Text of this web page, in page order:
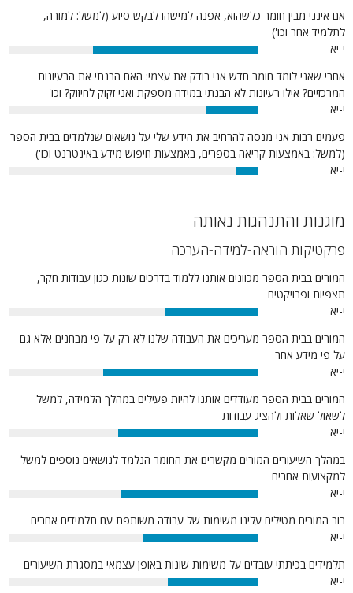
אם אינני מבין חומר כלשהוא, אפנה למישהו לבקש סיוע (למשל: למורה,
לתלמיד אחר וכו')
י-יא
66%
אחרי שאני לומד חומר חדש אני בודק את עצמי: האם הבנתי את הרעיונות
המרכזיים? אילו רעיונות לא הבנתי במידה מספקת ואני זקוק לחיזוק? וכו'
י-יא
21%
פעמים רבות אני מנסה להרחיב את הידע שלי על נושאים שנלמדים בבית הספר
(למשל: באמצעות קריאה בספרים, באמצעות חיפוש מידע באינטרנט וכו')
י-יא
9%
מוגנות והתנהגות נאותה
פרקטיקות הוראה-למידה-הערכה
המורים בבית הספר מכוונים אותנו ללמוד בדרכים שונות כגון עבודות חקר,
תצפיות ופרויקטים
י-יא
37%
המורים בבית הספר מעריכים את העבודה שלנו לא רק על פי מבחנים אלא גם
על פי מידע אחר
י-יא
62%
המורים בבית הספר מעודדים אותנו להיות פעילים במהלך הלמידה, למשל
לשאול שאלות ולהציג עבודות
י-יא
56%
במהלך השיעורים המורים מקשרים את החומר הנלמד לנושאים נוספים למשל
למקצועות אחרים
י-יא
55%
רוב המורים מטילים עלינו משימות של עבודה משותפת עם תלמידים אחרים
י-יא
46%
תלמידים בכיתתי עובדים על משימות שונות באופן עצמאי במסגרת השיעורים
י-יא
36%